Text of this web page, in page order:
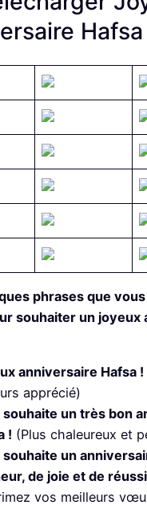
phrases que
souhaiter un joyeux
anniversaire Hafsa !
apprécié)
souhaite un très bon
! (Plus chaleureux et
souhaite un
de joie et de
vos meilleurs